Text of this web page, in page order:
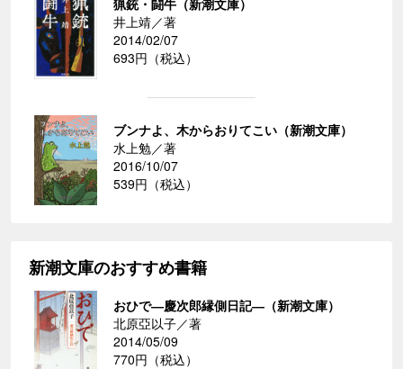
井上靖／著
2014/02/07
693円（税込）
ブンナよ、木からおりてこい（新潮文庫）
水上勉／著
2016/10/07
539円（税込）
新潮文庫のおすすめ書籍
おひで―慶次郎縁側日記―（新潮文庫）
北原亞以子／著
2014/05/09
770円（税込）